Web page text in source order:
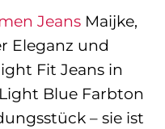
Jeans Maijke,
Eleganz und
Fit Jeans in
Blue Farbton
– sie ist